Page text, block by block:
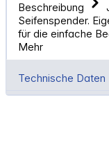
Beschreibung
Seifenspender.
für die einfache
Mehr
Technische Daten